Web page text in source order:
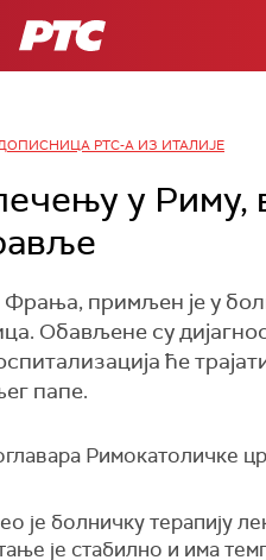
РТС
РТС-А ИЗ ИТАЛИЈЕ
у Риму,
примљен је у
Обављене су
ће
папе.
Римокатоличке
је болничку терапију
је стабилно и има